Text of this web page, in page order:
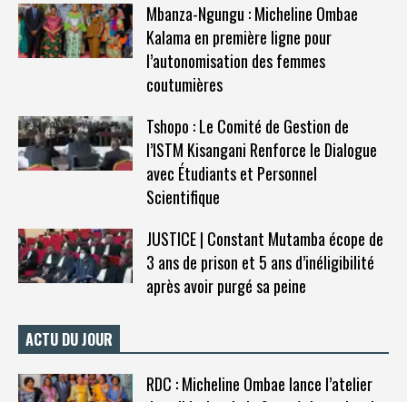
Mbanza-Ngungu : Micheline Ombae
Kalama en première ligne pour
l’autonomisation des femmes
coutumières
Tshopo : Le Comité de Gestion de
l’ISTM Kisangani Renforce le Dialogue
avec Étudiants et Personnel
Scientifique
JUSTICE | Constant Mutamba écope de
3 ans de prison et 5 ans d’inéligibilité
après avoir purgé sa peine
ACTU DU JOUR
RDC : Micheline Ombae lance l’atelier